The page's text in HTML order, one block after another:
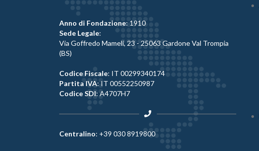
Anno di Fondazione: 1910
Sede Legale:
Via Goffredo Mameli, 23 - 25063 Gardone Val Trompia
(BS)
Codice Fiscale: IT 00299340174
Partita IVA: IT 00552250987
Codice SDI: A4707H7
Centralino: +39 030 8919800